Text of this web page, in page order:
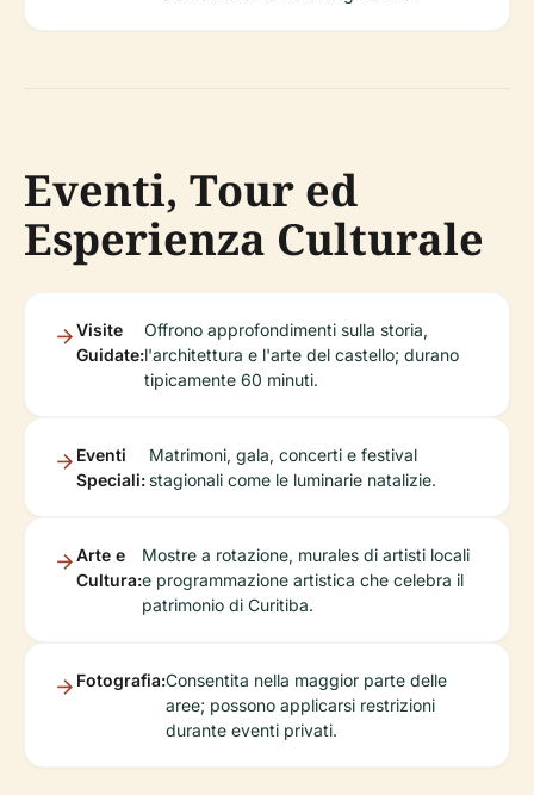
Eventi, Tour ed
Esperienza Culturale
Visite
Guidate:
Offrono approfondimenti sulla storia,
l'architettura e l'arte del castello; durano
tipicamente 60 minuti.
Eventi
Speciali:
Matrimoni, gala, concerti e festival
stagionali come le luminarie natalizie.
Arte e
Cultura:
Mostre a rotazione, murales di artisti locali
e programmazione artistica che celebra il
patrimonio di Curitiba.
Fotografia:Consentita nella maggior parte delle
aree; possono applicarsi restrizioni
durante eventi privati.